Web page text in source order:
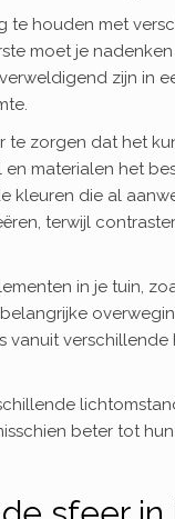
te houden met
moet je
zijn in
te zorgen dat het
materialen het
kleuren die al
terwijl
in je tuin,
vanuit verschillende
beter tot